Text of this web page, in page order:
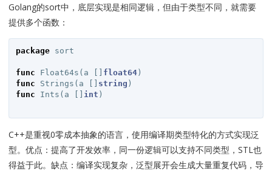
Golang的sort中，底层实现是相同逻辑，但由于类型不同，就需要
提供多个函数：
package sort
func Float64s ( a [] float64)
func
Strings ( a [] string )
func
Ints ( a [] int )
C++是重视0零成本抽象的语言，使用编译期类型特化的方式实现泛
型。优点：提高了开发效率，同一份逻辑可以支持不同类型，STL也
得益于此。缺点：编译实现复杂，泛型展开会生成大量重复代码，导